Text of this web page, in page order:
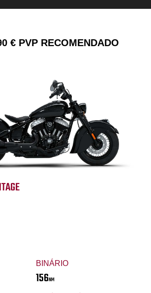
€ PVP RECOMENDADO
BINÁRIO
156NM